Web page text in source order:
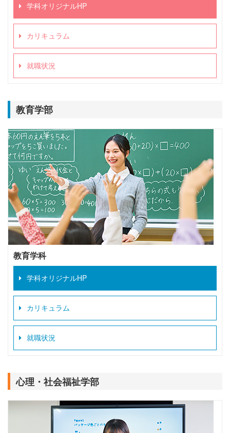
学科オリジナルHP
カリキュラム
就職状況
教育学部
教育学科
学科オリジナルHP
カリキュラム
就職状況
心理・社会福祉学部